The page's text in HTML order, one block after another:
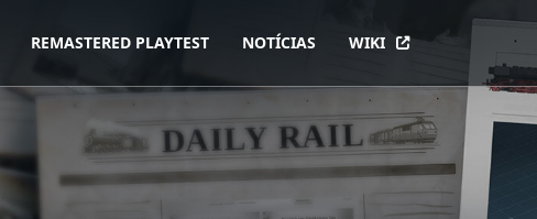
REMASTERED PLAYTEST NOTÍCIAS WIKI